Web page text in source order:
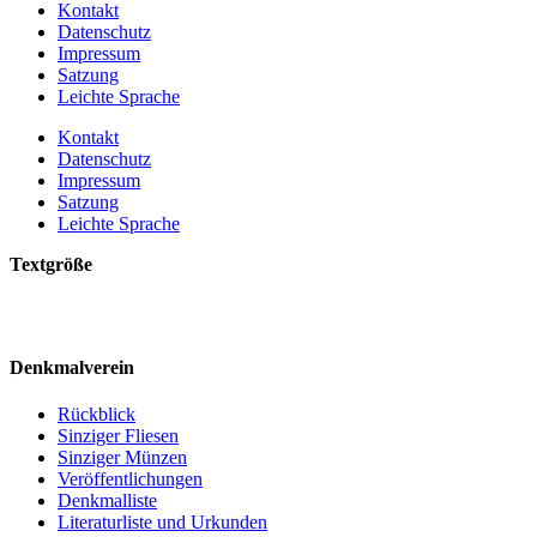
Kontakt
Datenschutz
Impressum
Satzung
Leichte Sprache
Kontakt
Datenschutz
Impressum
Satzung
Leichte Sprache
Textgröße
Denkmalverein
Rückblick
Sinziger Fliesen
Sinziger Münzen
Veröffentlichungen
Denkmalliste
Literaturliste und Urkunden